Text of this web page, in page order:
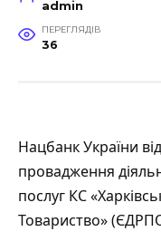
admin
ПЕРЕГЛЯДІВ
36
Нацбанк України
провадження
послуг КС
Товариство»